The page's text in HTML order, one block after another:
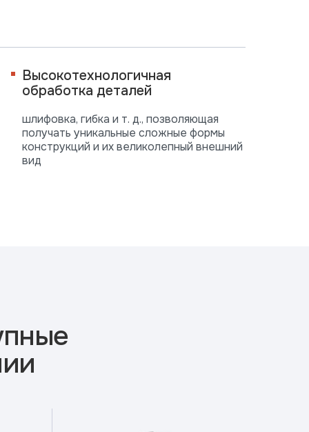
шлифовка, гибка и т. д., позволяющая
получать уникальные сложные формы
конструкций и их великолепный внешний
вид
Высокотехнологичная
обработка деталей